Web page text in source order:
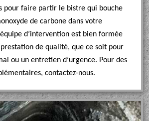
pour faire partir le bistre qui bouche
de carbone dans votre
d’intervention est bien formée
de qualité, que ce soit pour
ou un entretien d’urgence. Pour des
contactez-nous.